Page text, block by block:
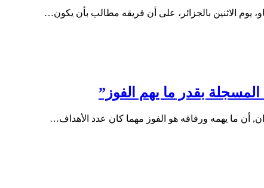
يوم الاثنين بالجزائر، على أن فريقه مطالب بأن يكون…
بقدر ما يهم الفوز”
أن ما يهمه ورفاقه هو الفوز مهما كان عدد الأهداف…